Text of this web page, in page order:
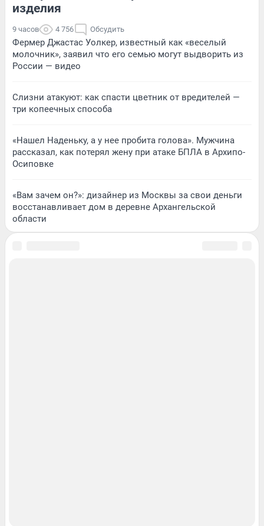
изделия
9 часов 4 756 Обсудить
Фермер Джастас Уолкер, известный как «веселый
молочник», заявил что его семью могут выдворить из
России — видео
Слизни атакуют: как спасти цветник от вредителей —
три копеечных способа
«Нашел Наденьку, а у нее пробита голова». Мужчина
рассказал, как потерял жену при атаке БПЛА в Архипо-
Осиповке
«Вам зачем он?»: дизайнер из Москвы за свои деньги
восстанавливает дом в деревне Архангельской
области